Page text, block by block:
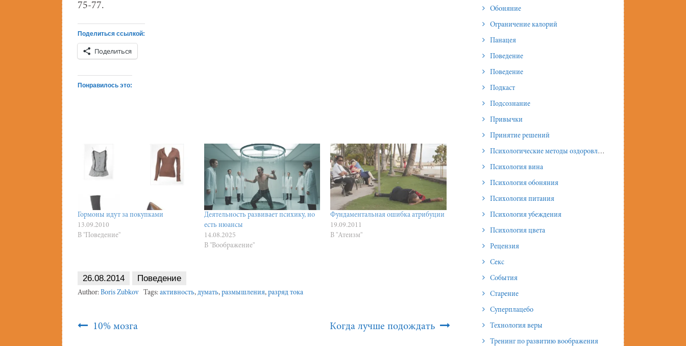
75-77.
Поделиться ссылкой:
Поделиться
Понравилось это:
Гормоны идут за покупками
13.09.2010
В "Поведение"
Деятельность развивает психику, но
есть нюансы
14.08.2025
В "Воображение"
Фундаментальная ошибка атрибуции
19.09.2011
В "Атеизм"
26.08.2014 Поведение
Author: Boris Zubkov Tags: активность, думать, размышления, разряд тока
Post10% мозга Когда лучше подождать
Обоняние
Ограничение калорий
Панацея
Поведение
Поведение
Подкаст
Подсознание
Привычки
Принятие решений
Психологические методы оздоровления и омоложения
Психология вина
Психология обоняния
Психология питания
Психология убеждения
Психология цвета
Рецензия
Секс
События
Старение
Суперплацебо
Технология веры
Тренинг по развитию воображения